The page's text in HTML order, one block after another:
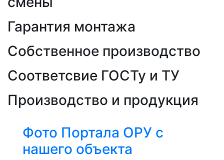
Гарантия монтажа
Собственное производство
Соответсвие ГОСТу и ТУ
Производство и продукция
Фото Портала ОРУ с
нашего объекта